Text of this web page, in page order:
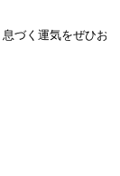
づく運気をぜひお